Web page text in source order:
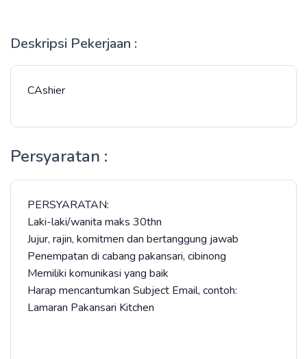
Deskripsi Pekerjaan :
CAshier
Persyaratan :
PERSYARATAN:
Laki-laki/wanita maks 30thn
Jujur, rajin, komitmen dan bertanggung jawab
Penempatan di cabang pakansari, cibinong
Memiliki komunikasi yang baik
Harap mencantumkan Subject Email, contoh:
Lamaran Pakansari Kitchen